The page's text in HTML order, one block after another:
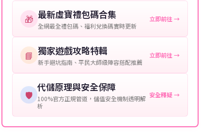
提供這些信息能幫助我們更快地處理您的代儲需求，確
保您盡享遊戲樂趣！
🎁 最新虛寶禮包碼合集
全網最全禮包碼、福利兌換碼實時更新
立即前往 →
📘 獨家遊戲攻略特輯
新手避坑指南、平民大師級陣容搭配推薦
立即前往 →
🛡️
代儲原理與安全保障
100%官方正規管道，儲值安全機制透明解
析
安全釋疑 →